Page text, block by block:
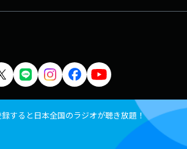
すると日本全国のラジオが聴き放題！